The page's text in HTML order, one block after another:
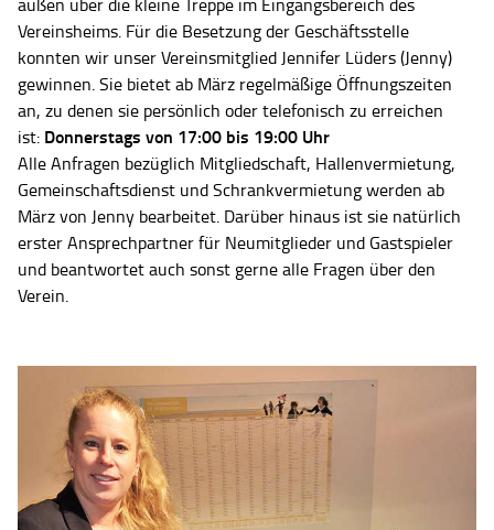
außen über die kleine Treppe im Eingangsbereich des
Vereinsheims. Für die Besetzung der Geschäftsstelle
konnten wir unser Vereinsmitglied Jennifer Lüders (Jenny)
gewinnen. Sie bietet ab März regelmäßige Öffnungszeiten
an, zu denen sie persönlich oder telefonisch zu erreichen
ist: Donnerstags von 17:00 bis 19:00 Uhr
Alle Anfragen bezüglich Mitgliedschaft, Hallenvermietung,
Gemeinschaftsdienst und Schrankvermietung werden ab
März von Jenny bearbeitet. Darüber hinaus ist sie natürlich
erster Ansprechpartner für Neumitglieder und Gastspieler
und beantwortet auch sonst gerne alle Fragen über den
Verein.